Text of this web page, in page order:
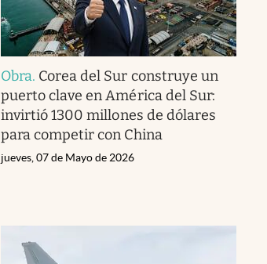
Obra. Corea del Sur construye un
puerto clave en América del Sur:
invirtió 1300 millones de dólares
para competir con China
jueves, 07 de Mayo de 2026